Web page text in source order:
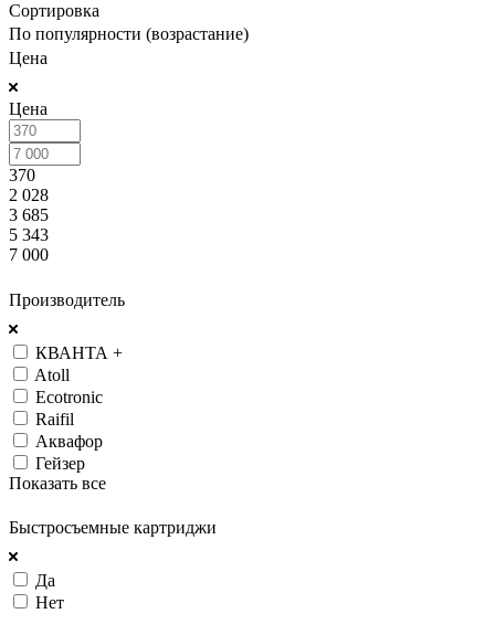
Сортировка
По популярности (возрастание)
Цена
Цена
370
2 028
3 685
5 343
7 000
Производитель
КВАНТА +
Atoll
Ecotronic
Raifil
Аквафор
Гейзер
Показать все
Быстросъемные картриджи
Да
Нет